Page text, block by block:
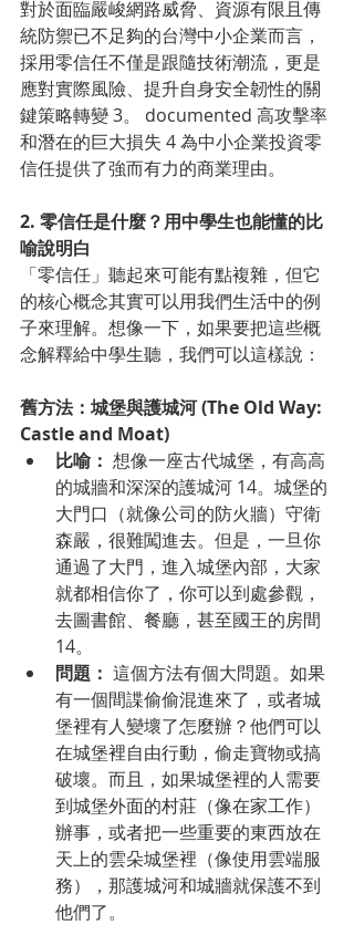
對於面臨嚴峻網路威脅、資源有限且傳
統防禦已不足夠的台灣中小企業而言，
採用零信任不僅是跟隨技術潮流，更是
應對實際風險、提升自身安全韌性的關
鍵策略轉變 3。 documented 高攻擊率
和潛在的巨大損失 4 為中小企業投資零
信任提供了強而有力的商業理由。
2. 零信任是什麼？用中學生也能懂的比
喻說明白
「零信任」聽起來可能有點複雜，但它
的核心概念其實可以用我們生活中的例
子來理解。想像一下，如果要把這些概
念解釋給中學生聽，我們可以這樣說：
舊方法：城堡與護城河 (The Old Way:
Castle and Moat)
比喻： 想像一座古代城堡，有高高
的城牆和深深的護城河 14。城堡的
大門口（就像公司的防火牆）守衛
森嚴，很難闖進去。但是，一旦你
通過了大門，進入城堡內部，大家
就都相信你了，你可以到處參觀，
去圖書館、餐廳，甚至國王的房間
14。
問題： 這個方法有個大問題。如果
有一個間諜偷偷混進來了，或者城
堡裡有人變壞了怎麼辦？他們可以
在城堡裡自由行動，偷走寶物或搞
破壞。而且，如果城堡裡的人需要
到城堡外面的村莊（像在家工作）
辦事，或者把一些重要的東西放在
天上的雲朵城堡裡（像使用雲端服
務），那護城河和城牆就保護不到
他們了。